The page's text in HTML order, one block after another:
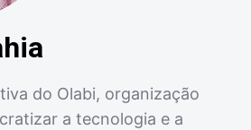
do Olabi, organização
a tecnologia e a